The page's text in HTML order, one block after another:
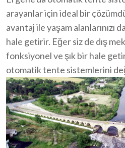
arayanlar için ideal bir
avantaj ile yaşam alanlarınızı
hale getirir. Eğer siz de dış
fonksiyonel ve şık bir hale
otomatik tente sistemlerini